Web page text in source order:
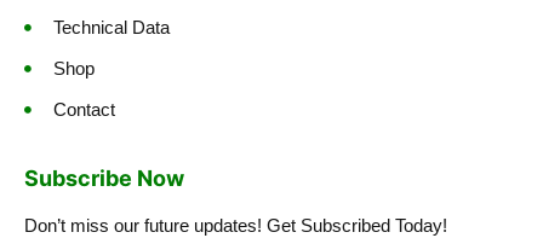
Technical Data
Shop
Contact
Subscribe Now
Don’t miss our future updates! Get Subscribed Today!